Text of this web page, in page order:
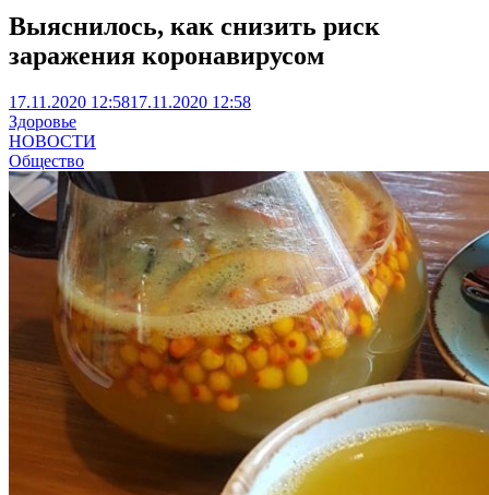
Выяснилось, как снизить риск
заражения коронавирусом
17.11.2020 12:5817.11.2020 12:58
Здоровье
НОВОСТИ
Общество